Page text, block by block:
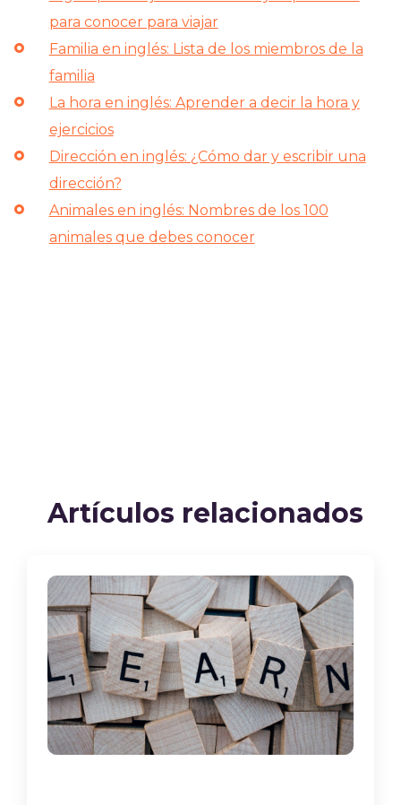
para conocer para viajar
Familia en inglés: Lista de los miembros de la
familia
La hora en inglés: Aprender a decir la hora y
ejercicios
Dirección en inglés: ¿Cómo dar y escribir una
dirección?
Animales en inglés: Nombres de los 100
animales que debes conocer
Artículos relacionados